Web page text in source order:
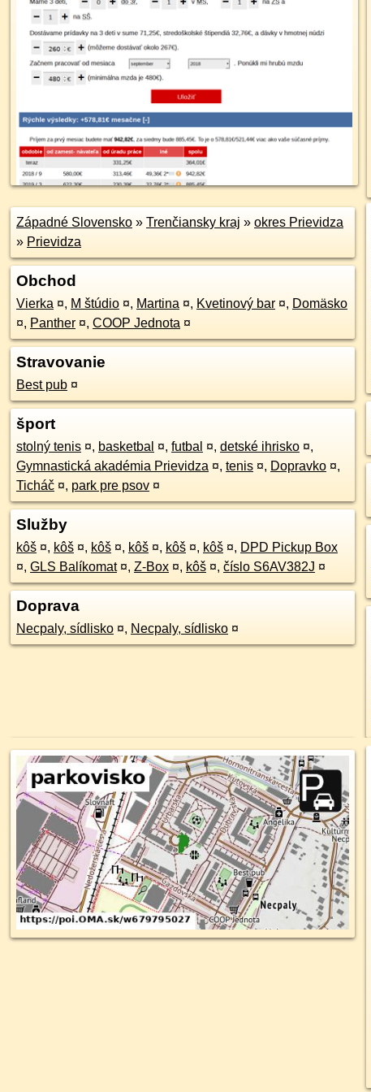
Západné Slovensko » Trenčiansky kraj » okres Prievidza
» Prievidza
Obchod
Vierka ¤, M štúdio ¤, Martina ¤, Kvetinový bar ¤, Domäsko
¤, Panther ¤, COOP Jednota ¤
Stravovanie
Best pub ¤
šport
stolný tenis ¤, basketbal ¤, futbal ¤, detské ihrisko ¤,
Gymnastická akadémia Prievidza ¤, tenis ¤, Dopravko ¤,
Ticháč ¤, park pre psov ¤
Služby
kôš ¤, kôš ¤, kôš ¤, kôš ¤, kôš ¤, kôš ¤, DPD Pickup Box
¤, GLS Balíkomat ¤, Z-Box ¤, kôš ¤, číslo S6AV382J ¤
Doprava
Necpaly, sídlisko ¤, Necpaly, sídlisko ¤